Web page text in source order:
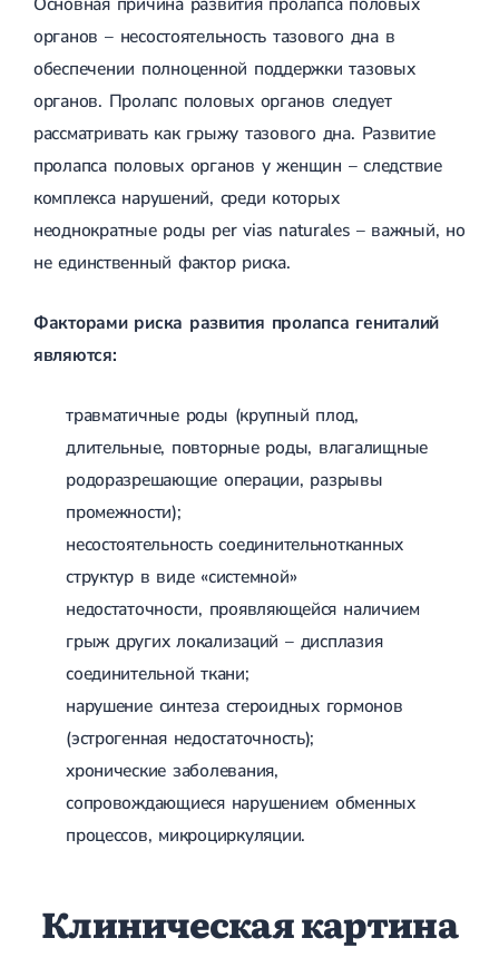
органов – несостоятельность тазового дна в
обеспечении полноценной поддержки тазовых
органов. Пролапс половых органов следует
рассматривать как грыжу тазового дна. Развитие
пролапса половых органов у женщин – следствие
комплекса нарушений, среди которых
неоднократные роды per vias naturalеs – важный, но
не единственный фактор риска.
Факторами риска развития пролапса гениталий
являются:
травматичные роды (крупный плод,
длительные, повторные роды, влагалищные
родоразрешающие операции, разрывы
промежности);
несостоятельность соединительнотканных
структур в виде «системной»
недостаточности, проявляющейся наличием
грыж других локализаций – дисплазия
соединительной ткани;
нарушение синтеза стероидных гормонов
(эстрогенная недостаточность);
хронические заболевания,
сопровождающиеся нарушением обменных
процессов, микроциркуляции.
Клиническая картина